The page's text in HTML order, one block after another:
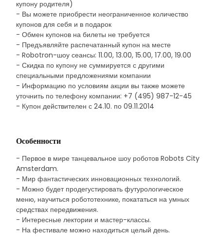
купону родителя)
- Вы можете приобрести неограниченное количество
купонов для себя и в подарок
- Обмен купонов на билеты не требуется
- Предъявляйте распечатанный купон на месте
- Robotron-шоу сеансы: 11.00, 13.00, 15.00, 17.00, 19.00
- Скидка по купону не суммируется с другими
специальными предложениями компании
- Информацию по условиям акции вы также можете
уточнить по телефону компании: +7 (495) 987-12-45
- Купон действителен с 24.10. по 09.11.2014
Особенности
- Первое в мире танцевальное шоу роботов Robots City
Amsterdam.
- Мир фантастических инновационных технологий.
- Можно будет продегустировать футурологическое
меню, научиться робототехнике, покататься на умных
средствах передвижения.
- Интересные лектории и мастер-классы.
- На фестивале можно находиться целый день.